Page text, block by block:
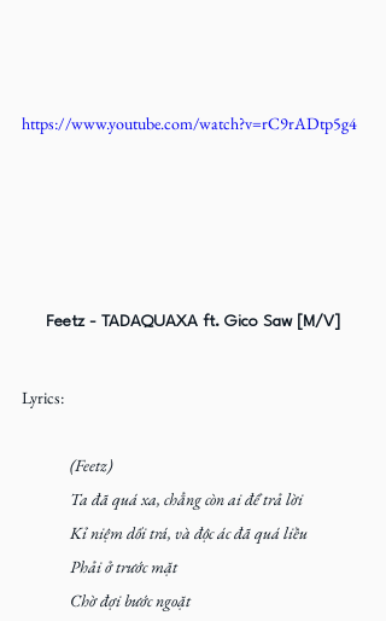
https://www.youtube.com/watch?v=rC9rADtp5g4
Feetz - TADAQUAXA ft. Gico Saw [M/V]
Lyrics:
(Feetz)
Ta đã quá xa, chẳng còn ai để trả lời
Kỉ niệm dối trá, và độc ác đã quá liều
Phải ở trước mặt
Chờ đợi bước ngoặt